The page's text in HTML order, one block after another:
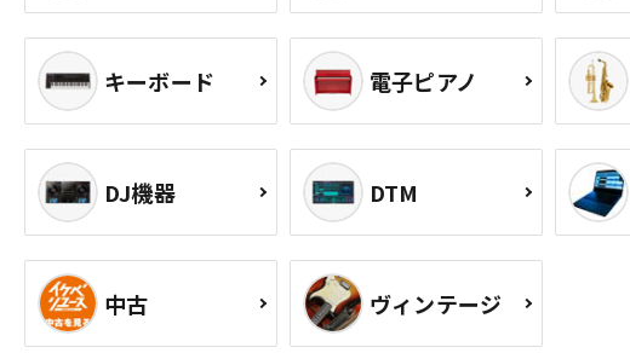
キーボード 電子ピアノ
DJ機器 DTM
中古 ヴィンテージ